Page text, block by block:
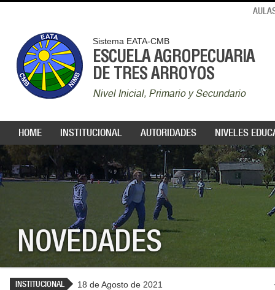
Sistema EATA-CMB
ESCUELA AGROPECUARIA
DE TRES ARROYOS
Nivel Inicial, Primario y Secundario
HOME INSTITUCIONAL AUTORIDADES NIVELES
NOVEDADES
INSTITUCIONAL 18 de Agosto de 2021